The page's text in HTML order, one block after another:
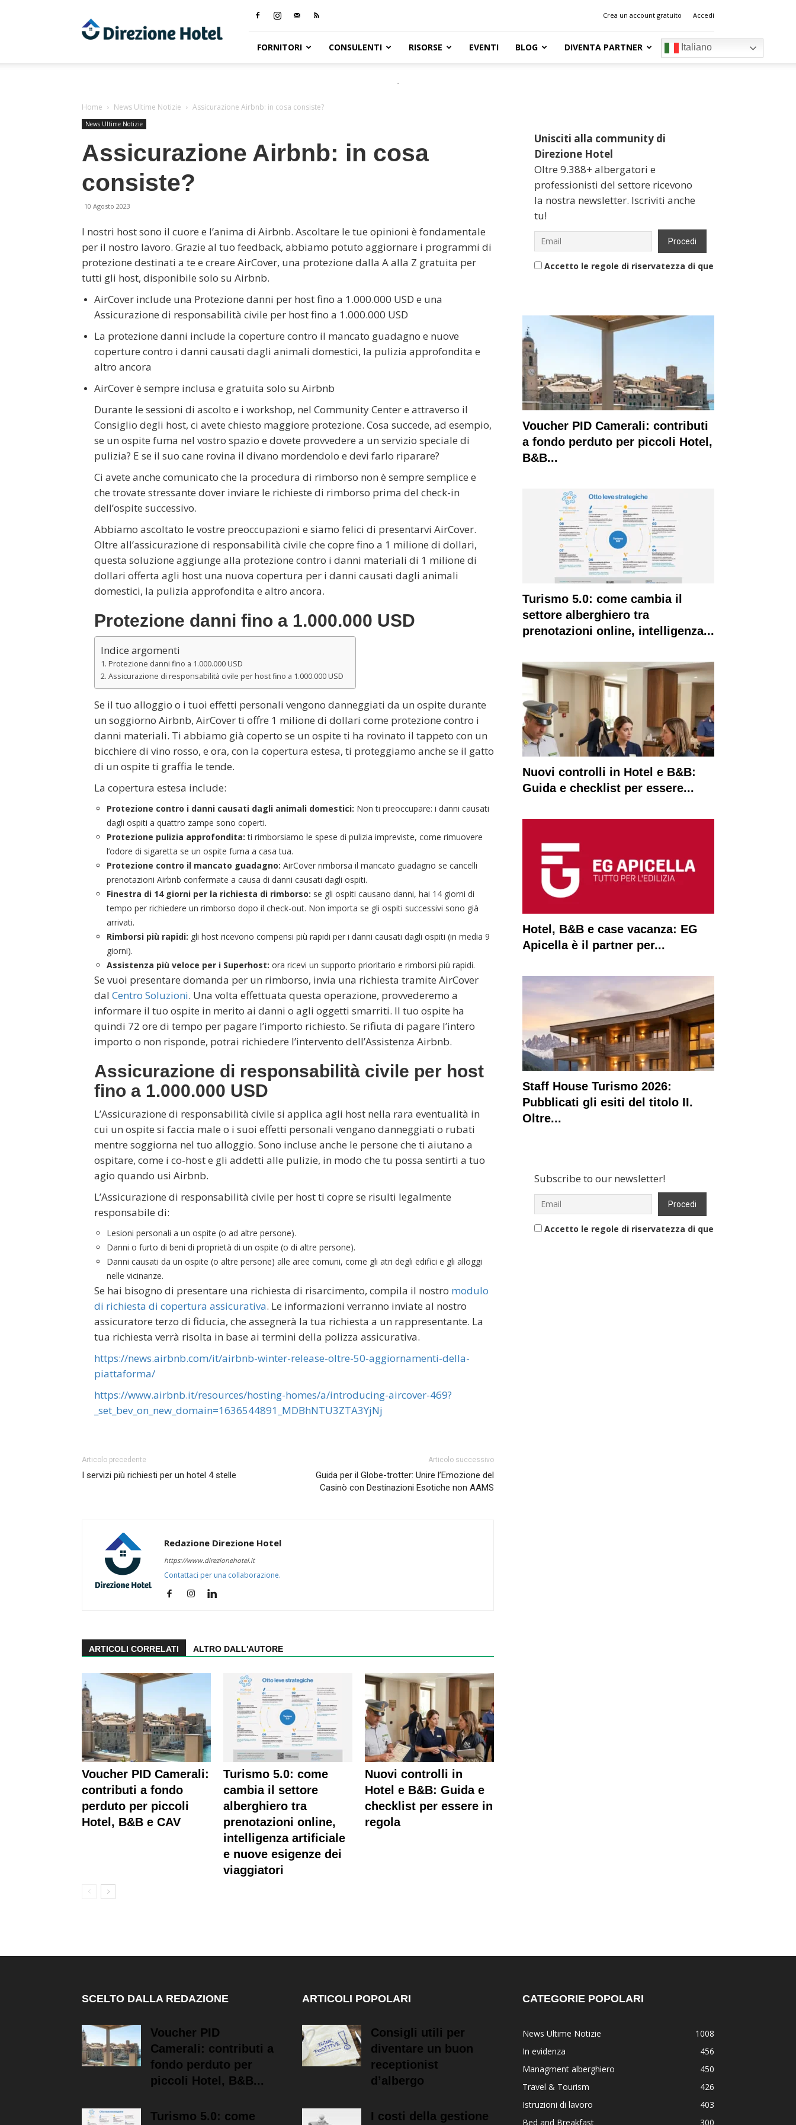
Hotel
Crea un account gratuito Accedi
FORNITORI CONSULENTI RISORSE EVENTI BLOG DIVENTA PARTNER Italiano
-
Home News Ultime Notizie Assicurazione Airbnb: in cosa consiste?
News Ultime Notizie
Assicurazione Airbnb: in cosa
consiste?
10 Agosto 2023
I nostri host sono il cuore e l’anima di Airbnb. Ascoltare le tue opinioni è fondamentale
per il nostro lavoro. Grazie al tuo feedback, abbiamo potuto aggiornare i programmi di
protezione destinati a te e creare AirCover, una protezione dalla A alla Z gratuita per
tutti gli host, disponibile solo su Airbnb.
AirCover include una Protezione danni per host fino a 1.000.000 USD e una
Assicurazione di responsabilità civile per host fino a 1.000.000 USD
La protezione danni include la coperture contro il mancato guadagno e nuove
coperture contro i danni causati dagli animali domestici, la pulizia approfondita e
altro ancora
AirCover è sempre inclusa e gratuita solo su Airbnb
Durante le sessioni di ascolto e i workshop, nel Community Center e attraverso il
Consiglio degli host, ci avete chiesto maggiore protezione. Cosa succede, ad esempio,
se un ospite fuma nel vostro spazio e dovete provvedere a un servizio speciale di
pulizia? E se il suo cane rovina il divano mordendolo e devi farlo riparare?
Ci avete anche comunicato che la procedura di rimborso non è sempre semplice e
che trovate stressante dover inviare le richieste di rimborso prima del check-in
dell’ospite successivo.
Abbiamo ascoltato le vostre preoccupazioni e siamo felici di presentarvi AirCover.
Oltre all’assicurazione di responsabilità civile che copre fino a 1 milione di dollari,
questa soluzione aggiunge alla protezione contro i danni materiali di 1 milione di
dollari offerta agli host una nuova copertura per i danni causati dagli animali
domestici, la pulizia approfondita e altro ancora.
Protezione danni fino a 1.000.000 USD
Indice argomenti
Protezione danni fino a 1.000.000 USD
Assicurazione di responsabilità civile per host fino a 1.000.000 USD
Se il tuo alloggio o i tuoi effetti personali vengono danneggiati da un ospite durante
un soggiorno Airbnb, AirCover ti offre 1 milione di dollari come protezione contro i
danni materiali. Ti abbiamo già coperto se un ospite ti ha rovinato il tappeto con un
bicchiere di vino rosso, e ora, con la copertura estesa, ti proteggiamo anche se il gatto
di un ospite ti graffia le tende.
La copertura estesa include:
Protezione contro i danni causati dagli animali domestici: Non ti preoccupare: i danni causati
dagli ospiti a quattro zampe sono coperti.
Protezione pulizia approfondita:ti rimborsiamo le spese di pulizia impreviste, come rimuovere
l’odore di sigaretta se un ospite fuma a casa tua.
Protezione contro il mancato guadagno: AirCover rimborsa il mancato guadagno se cancelli
prenotazioni Airbnb confermate a causa di danni causati dagli ospiti.
Finestra di 14 giorni per la richiesta di rimborso: se gli ospiti causano danni, hai 14 giorni di
tempo per richiedere un rimborso dopo il check-out. Non importa se gli ospiti successivi sono già
arrivati.
Rimborsi più rapidi: gli host ricevono compensi più rapidi per i danni causati dagli ospiti (in media 9
giorni).
Assistenza più veloce per i Superhost: ora ricevi un supporto prioritario e rimborsi più rapidi.
Se vuoi presentare domanda per un rimborso, invia una richiesta tramite AirCover
dal Centro Soluzioni. Una volta effettuata questa operazione, provvederemo a
informare il tuo ospite in merito ai danni o agli oggetti smarriti. Il tuo ospite ha
quindi 72 ore di tempo per pagare l’importo richiesto. Se rifiuta di pagare l’intero
importo o non risponde, potrai richiedere l’intervento dell’Assistenza Airbnb.
Assicurazione di responsabilità civile per host
fino a 1.000.000 USD
L’Assicurazione di responsabilità civile si applica agli host nella rara eventualità in
cui un ospite si faccia male o i suoi effetti personali vengano danneggiati o rubati
mentre soggiorna nel tuo alloggio. Sono incluse anche le persone che ti aiutano a
ospitare, come i co-host e gli addetti alle pulizie, in modo che tu possa sentirti a tuo
agio quando usi Airbnb.
L’Assicurazione di responsabilità civile per host ti copre se risulti legalmente
responsabile di:
Lesioni personali a un ospite (o ad altre persone).
Danni o furto di beni di proprietà di un ospite (o di altre persone).
Danni causati da un ospite (o altre persone) alle aree comuni, come gli atri degli edifici e gli alloggi
nelle vicinanze.
Se hai bisogno di presentare una richiesta di risarcimento, compila il nostro modulo
di richiesta di copertura assicurativa. Le informazioni verranno inviate al nostro
assicuratore terzo di fiducia, che assegnerà la tua richiesta a un rappresentante. La
tua richiesta verrà risolta in base ai termini della polizza assicurativa.
https://news.airbnb.com/it/airbnb-winter-release-oltre-50-aggiornamenti-della-
piattaforma/
https://www.airbnb.it/resources/hosting-homes/a/introducing-aircover-469?
_set_bev_on_new_domain=1636544891_MDBhNTU3ZTA3YjNj
Articolo precedente
I servizi più richiesti per un hotel 4 stelle
Articolo successivo
Guida per il Globe-trotter: Unire l’Emozione del
Casinò con Destinazioni Esotiche non AAMS
Redazione Direzione Hotel
https://www.direzionehotel.it
Contattaci per una collaborazione.
ARTICOLI CORRELATI ALTRO DALL'AUTORE
Voucher PID Camerali:
contributi a fondo
perduto per piccoli
Hotel, B&B e CAV
Turismo 5.0: come
cambia il settore
alberghiero tra
prenotazioni online,
intelligenza artificiale
e nuove esigenze dei
viaggiatori
Nuovi controlli in
Hotel e B&B: Guida e
checklist per essere in
regola
Unisciti alla community di
Direzione Hotel
Oltre 9.388+ albergatori e
professionisti del settore ricevono
la nostra newsletter. Iscriviti anche
tu!
Accetto le regole di riservatezza di questo sito
Voucher PID Camerali: contributi
a fondo perduto per piccoli Hotel,
B&B...
Turismo 5.0: come cambia il
settore alberghiero tra
prenotazioni online, intelligenza...
Nuovi controlli in Hotel e B&B:
Guida e checklist per essere...
Hotel, B&B e case vacanza: EG
Apicella è il partner per...
Staff House Turismo 2026:
Pubblicati gli esiti del titolo II.
Oltre...
Subscribe to our newsletter!
Accetto le regole di riservatezza di questo sito
SCELTO DALLA REDAZIONE
Voucher PID
Camerali: contributi a
fondo perduto per
piccoli Hotel, B&B...
Turismo 5.0: come
ARTICOLI POPOLARI
Consigli utili per
diventare un buon
receptionist
d’albergo
I costi della gestione
CATEGORIE POPOLARI
News Ultime Notizie
1008
In evidenza
456
Managment alberghiero
450
Travel & Tourism
426
Istruzioni di lavoro
403
Bed and Breakfast
300